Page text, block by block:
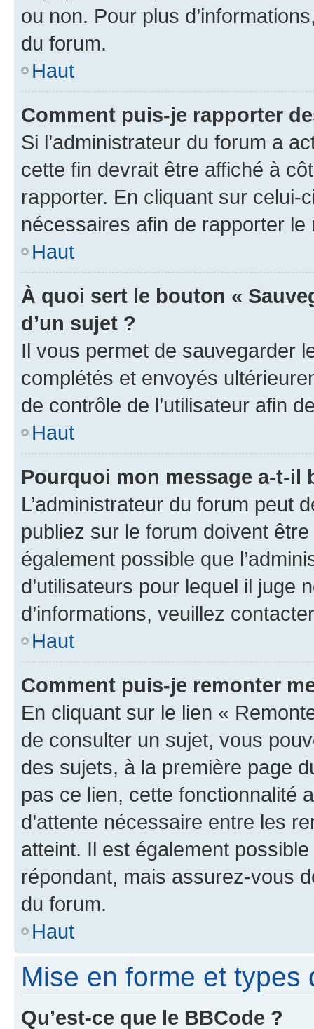
ou non. Pour plus
du forum.
Haut
Comment puis-je rapporter
Si l’administrateur du forum a
cette fin devrait être affiché à
rapporter. En cliquant sur
nécessaires afin de rapporter le
Haut
À quoi sert le bouton «
d’un sujet ?
Il vous permet de sauvegarder
complétés et envoyés
de contrôle de l’utilisateur afin
Haut
Pourquoi mon message a-t-il
L’administrateur du forum peut
publiez sur le forum doivent
également possible que
d’utilisateurs pour lequel il juge
d’informations, veuillez
Haut
Comment puis-je remonter
En cliquant sur le lien «
de consulter un sujet, vous
des sujets, à la première page
pas ce lien, cette fonctionnalité
d’attente nécessaire entre les
atteint. Il est également
répondant, mais assurez-vous
du forum.
Haut
Mise en forme et types
Qu’est-ce que le BBCode ?